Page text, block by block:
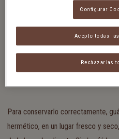
de su fecha preferente de
Café molido:mantiene su aroma
Cápsulas o monodosis:
durar más de un año.
Para conservarlo correctamente,
hermético, en un lugar fresco y
Configurar
Rechazarlas
Acepto todas